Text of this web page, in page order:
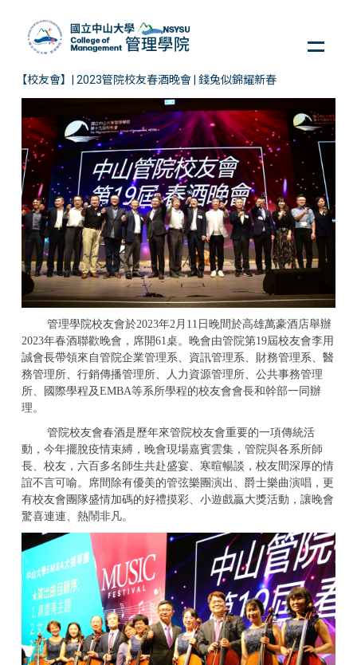
【校友會】| 2023管院校友春酒晚會 | 錢兔似錦耀新春
管理學院校友會於2023年2 月 11 日晚間於高雄萬豪酒店舉辦
2023年春酒聯歡晚會，席開61 桌。晚會由管院第19屆校友會李用
誠會長帶領來自管院企業管理系、資訊管理系、財務管理系、醫
務管理所、行銷傳播管理所、人力資源管理所、公共事務管理
所、國際學程及EMBA等系所學程的校友會會長和幹部一同辦
理。
管院校友會春酒是歷年來管院校友會重要的一項傳統活
動，今年擺脫疫情束縛，晚會現場嘉賓雲集，管院與各系所師
長、校友，六百多名師生共赴盛宴、寒暄暢談，校友間深厚的情
誼不言可喻。席間除有優美的管弦樂團演出、爵士樂曲演唱，更
有校友會團隊盛情加碼的好禮摸彩、小遊戲贏大獎活動，讓晚會
驚喜連連、熱鬧非凡。